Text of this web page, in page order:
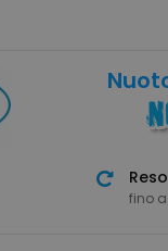
fino